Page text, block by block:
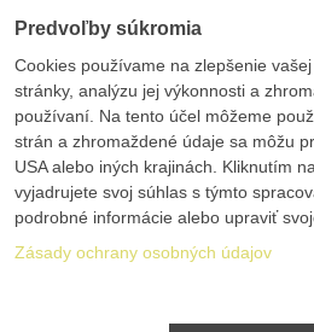
Predvoľby súkromia
Cookies používame na zlepšenie
stránky, analýzu jej výkonnosti a
používaní. Na tento účel môžeme
strán a zhromaždené údaje sa môžu
USA alebo iných krajinách. Kliknutím
vyjadrujete svoj súhlas s týmto
podrobné informácie alebo upraviť
Zásady ochrany osobných údajov